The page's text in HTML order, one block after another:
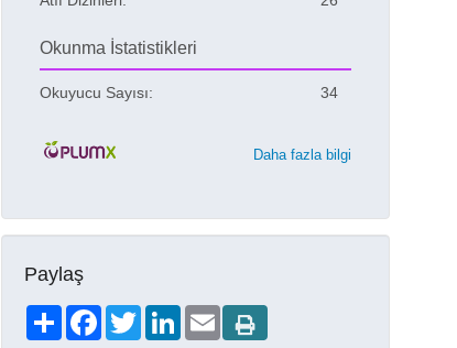
Okunma İstatistikleri
Okuyucu Sayısı: 34
Daha fazla bilgi
Paylaş
ShareFacebookTwitterLinkedIn
Email